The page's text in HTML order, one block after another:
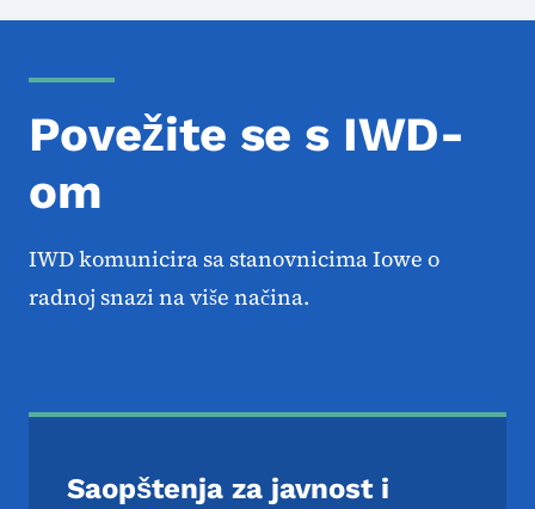
Povežite se s IWD-
om
IWD komunicira sa stanovnicima Iowe o
radnoj snazi ​​na više načina.
Saopštenja za javnost i